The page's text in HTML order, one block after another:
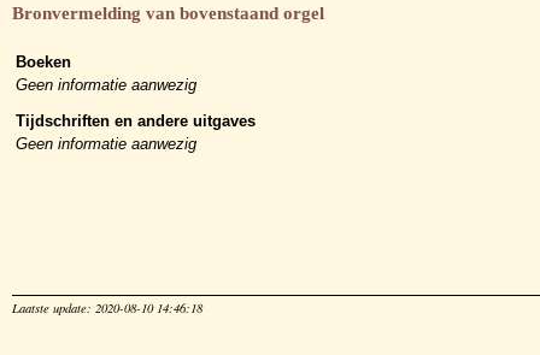
Bronvermelding van bovenstaand orgel
Boeken
Geen informatie aanwezig
Tijdschriften en andere uitgaves
Geen informatie aanwezig
Laatste update: 2020-08-10 14:46:18